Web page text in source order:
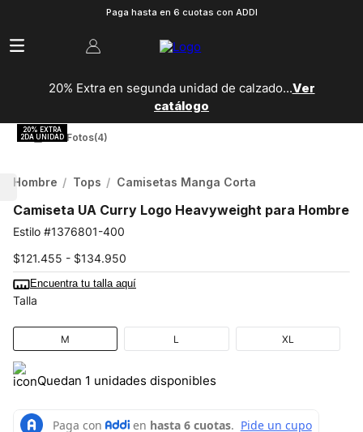
Paga hasta en 6 cuotas con ADDI
20% Extra en segunda unidad de calzado...Ver
catálogo
Ver Fotos(4)
Hombre Tops Camisetas Manga Corta
Camiseta UA Curry Logo Heavyweight para Hombre
1376801-400
$121.455 - $134.950
Encuentra tu talla aquí
Talla
M L XL
Quedan 1 unidades disponibles